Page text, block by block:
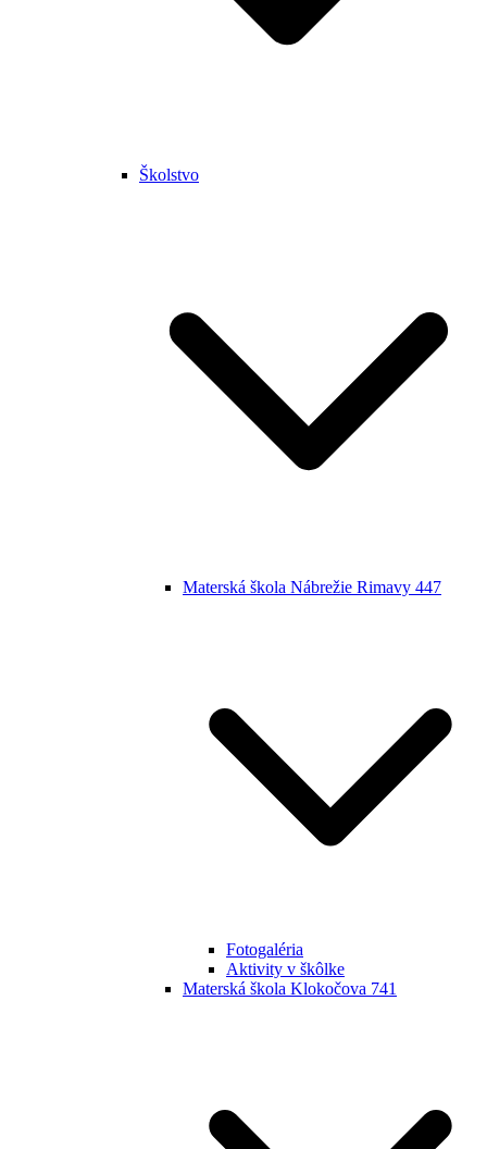
Školstvo
Materská škola Nábrežie Rimavy 447
Fotogaléria
Aktivity v škôlke
Materská škola Klokočova 741